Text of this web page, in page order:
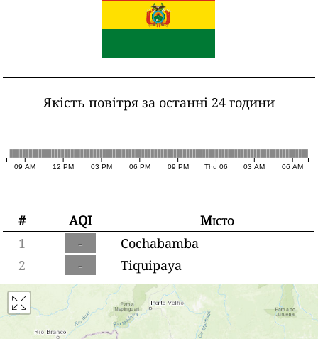
Якість повітря за останні 24 години
09 AM 12 PM 03 PM 06 PM 09 PM Thu 06 03 AM 06 AM
# AQI
Місто
1
-
Cochabamba
2
- Tiquipaya